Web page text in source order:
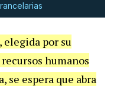
elegida por su
humanos
se espera que abra